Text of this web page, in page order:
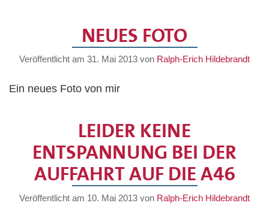
NEUES FOTO
Veröffentlicht am 31. Mai 2013 von Ralph-Erich Hildebrandt
Ein neues Foto von mir
LEIDER KEINE
ENTSPANNUNG BEI DER
AUFFAHRT AUF DIE A46
Veröffentlicht am 10. Mai 2013 von Ralph-Erich Hildebrandt